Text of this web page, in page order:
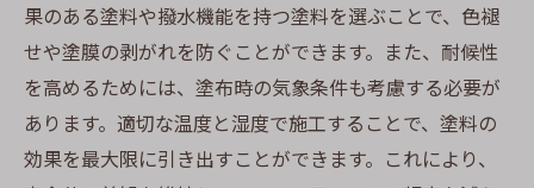
果のある塗料や撥水機能を持つ塗料を選ぶことで、色褪
せや塗膜の剥がれを防ぐことができます。また、耐候性
を高めるためには、塗布時の気象条件も考慮する必要が
あります。適切な温度と湿度で施工することで、塗料の
効果を最大限に引き出すことができます。これにより、